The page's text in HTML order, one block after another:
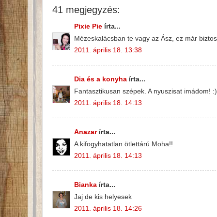
41 megjegyzés:
Pixie Pie írta...
Mézeskalácsban te vagy az Ász, ez már
2011. április 18. 13:38
Dia és a konyha írta...
Fantasztikusan szépek. A nyuszisat imádom! :)
2011. április 18. 14:13
Anazarírta...
A kifogyhatatlan ötlettárú Moha!!
2011. április 18. 14:13
Bianka írta...
Jaj de kis helyesek
2011. április 18. 14:26